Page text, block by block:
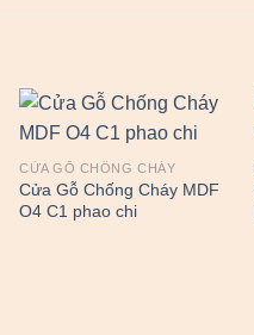
CỬA GỖ CHỐNG CHÁY
Cửa Gỗ Chống Cháy MDF
O4 C1 phao chi